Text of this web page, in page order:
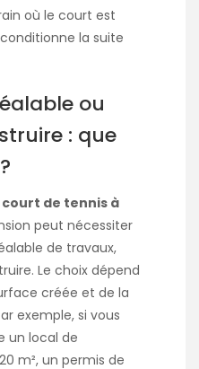
où le court est
la suite
ou
: que
de tennis à
peut nécessiter
de travaux,
Le choix dépend
créée et de la
exemple, si vous
un local de
m², un permis de